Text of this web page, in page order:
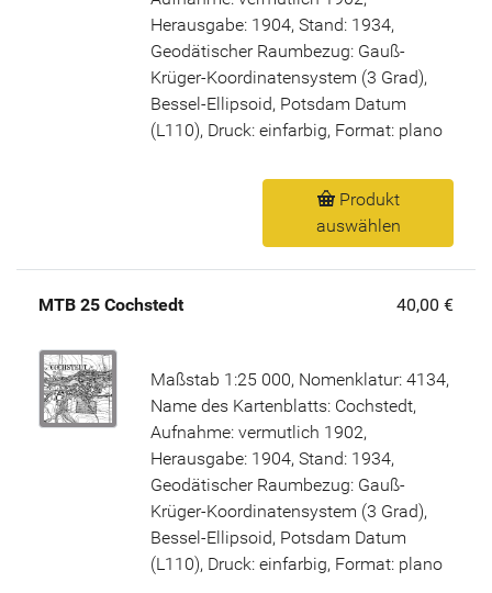
Herausgabe: 1904, Stand: 1934,
Geodätischer Raumbezug: Gauß-
Krüger-Koordinatensystem (3 Grad),
Bessel-Ellipsoid, Potsdam Datum
(L110), Druck: einfarbig, Format: plano
Produkt
auswählen
MTB 25 Cochstedt 40,00 €
Maßstab 1:25 000, Nomenklatur: 4134,
Name des Kartenblatts: Cochstedt,
Aufnahme: vermutlich 1902,
Herausgabe: 1904, Stand: 1934,
Geodätischer Raumbezug: Gauß-
Krüger-Koordinatensystem (3 Grad),
Bessel-Ellipsoid, Potsdam Datum
(L110), Druck: einfarbig, Format: plano